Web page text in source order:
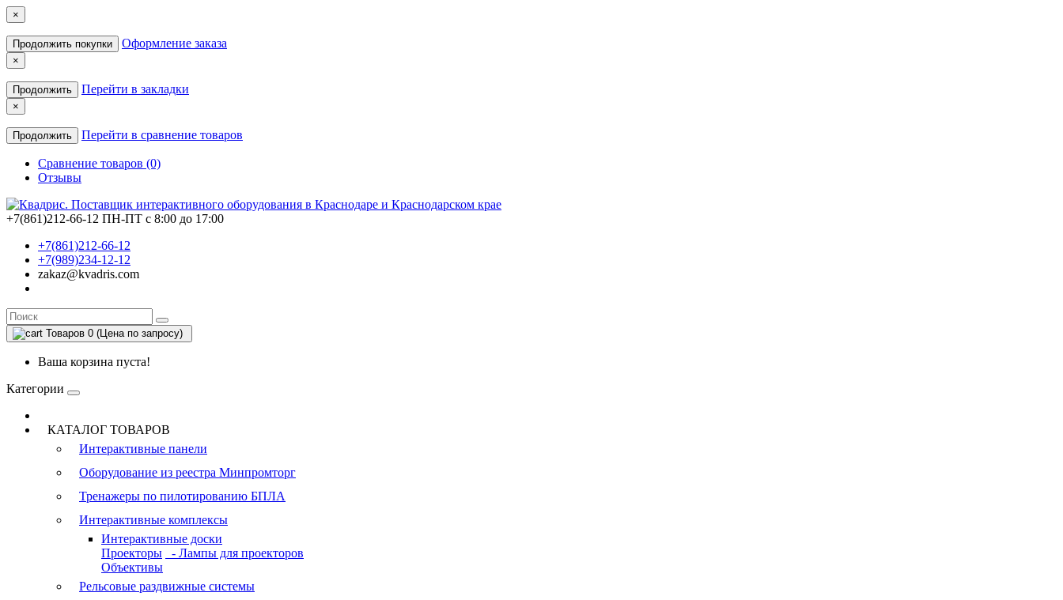
×
Продолжить покупки Оформление заказа
×
Продолжить Перейти в закладки
×
Продолжить Перейти в сравнение товаров
Сравнение товаров (0)
Отзывы
+7(861)212-66-12 ПН-ПТ с 8:00 до 17:00
+7(861)212-66-12
+7(989)234-12-12
zakaz@kvadris.com
Товаров 0 (Цена по запросу)
Ваша корзина пуста!
Категории
КАТАЛОГ ТОВАРОВ
Интерактивные панели
Оборудование из реестра Минпромторг
Тренажеры по пилотированию БПЛА
Интерактивные комплексы
Интерактивные доски
Проекторы
- Лампы для проекторов
Объективы
Рельсовые раздвижные системы